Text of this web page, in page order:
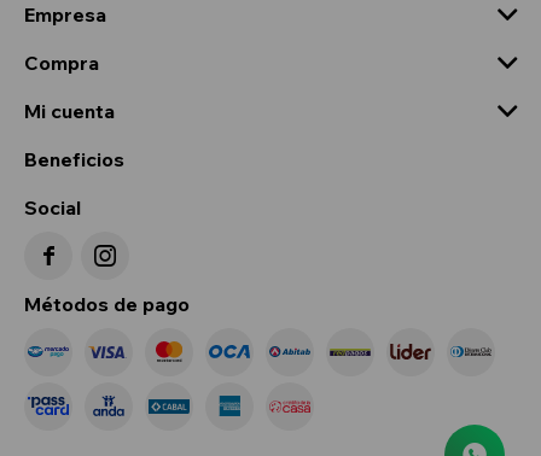
Empresa
Compra
Mi cuenta
Beneficios
Social
 
Métodos de pago